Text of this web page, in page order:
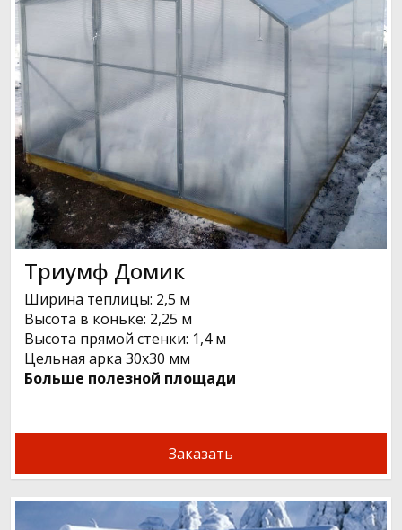
Триумф Домик
Ширина теплицы: 2,5 м
Высота в коньке: 2,25 м
Высота прямой стенки: 1,4 м
Цельная арка 30х30 мм
Больше полезной площади
Заказать